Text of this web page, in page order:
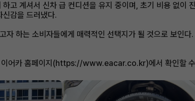
계셔서 신차 급 컨디션을 유지 중이며, 초기 비용 없이
감을 드러냈다.
하는 소비자들에게 매력적인 선택지가 될 것으로 보인
이어카 홈페이지(https://www.eacar.co.kr)에서 확인할